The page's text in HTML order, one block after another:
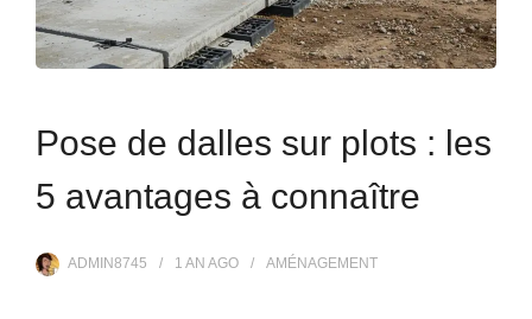
Pose de dalles sur plots : les
5 avantages à connaître
ADMIN8745 1 AN AGO AMÉNAGEMENT